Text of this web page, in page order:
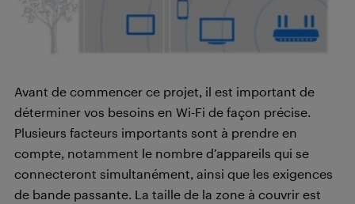
Avant de commencer ce projet, il est important de
déterminer vos besoins en Wi-Fi de façon précise.
Plusieurs facteurs importants sont à prendre en
compte, notamment le nombre d’appareils qui se
connecteront simultanément, ainsi que les exigences
de bande passante. La taille de la zone à couvrir est